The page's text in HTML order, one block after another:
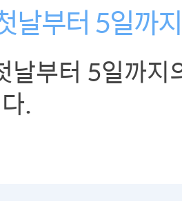
날부터 5일까
날부터 5일까지
.